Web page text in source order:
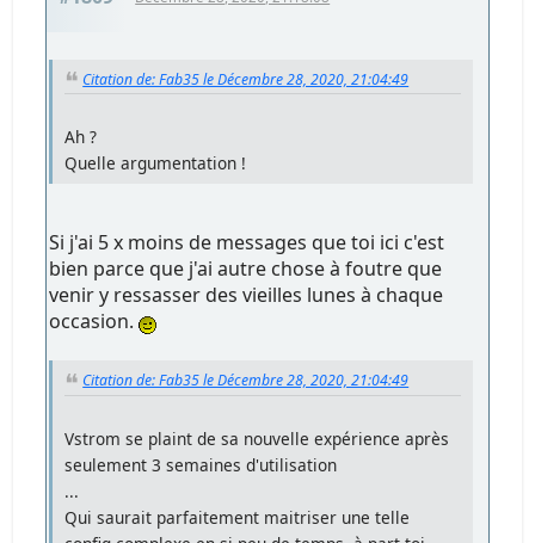
Citation de: Fab35 le Décembre 28, 2020, 21:04:49
Ah ?
Quelle argumentation !
Si j'ai 5 x moins de messages que toi ici c'est
bien parce que j'ai autre chose à foutre que
venir y ressasser des vieilles lunes à chaque
occasion.
Citation de: Fab35 le Décembre 28, 2020, 21:04:49
Vstrom se plaint de sa nouvelle expérience après
seulement 3 semaines d'utilisation
...
Qui saurait parfaitement maitriser une telle